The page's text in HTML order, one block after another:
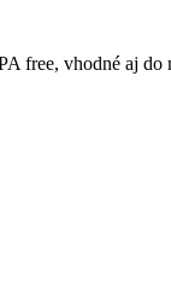
free, vhodné aj do